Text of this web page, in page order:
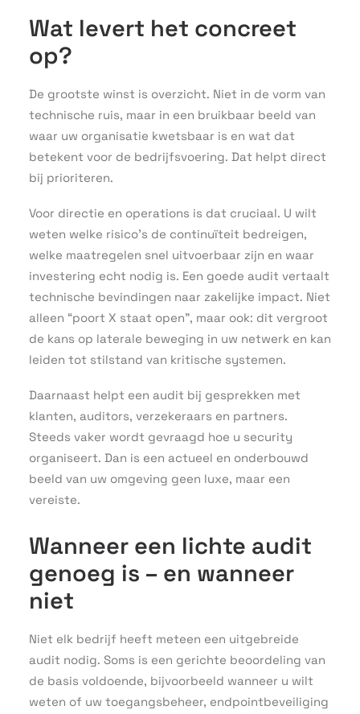
Wat levert het concreet
op?
De grootste winst is overzicht. Niet in de vorm van
technische ruis, maar in een bruikbaar beeld van
waar uw organisatie kwetsbaar is en wat dat
betekent voor de bedrijfsvoering. Dat helpt direct
bij prioriteren.
Voor directie en operations is dat cruciaal. U wilt
weten welke risico’s de continuïteit bedreigen,
welke maatregelen snel uitvoerbaar zijn en waar
investering echt nodig is. Een goede audit vertaalt
technische bevindingen naar zakelijke impact. Niet
alleen “poort X staat open”, maar ook: dit vergroot
de kans op laterale beweging in uw netwerk en kan
leiden tot stilstand van kritische systemen.
Daarnaast helpt een audit bij gesprekken met
klanten, auditors, verzekeraars en partners.
Steeds vaker wordt gevraagd hoe u security
organiseert. Dan is een actueel en onderbouwd
beeld van uw omgeving geen luxe, maar een
vereiste.
Wanneer een lichte audit
genoeg is – en wanneer
niet
Niet elk bedrijf heeft meteen een uitgebreide
audit nodig. Soms is een gerichte beoordeling van
de basis voldoende, bijvoorbeeld wanneer u wilt
weten of uw toegangsbeheer, endpointbeveiliging